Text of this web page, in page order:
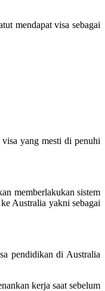
mendapat visa sebagai
yang mesti di penuhi
memberlakukan sistem
Australia yakni sebagai
pendidikan di Australia
kerja saat sebelum